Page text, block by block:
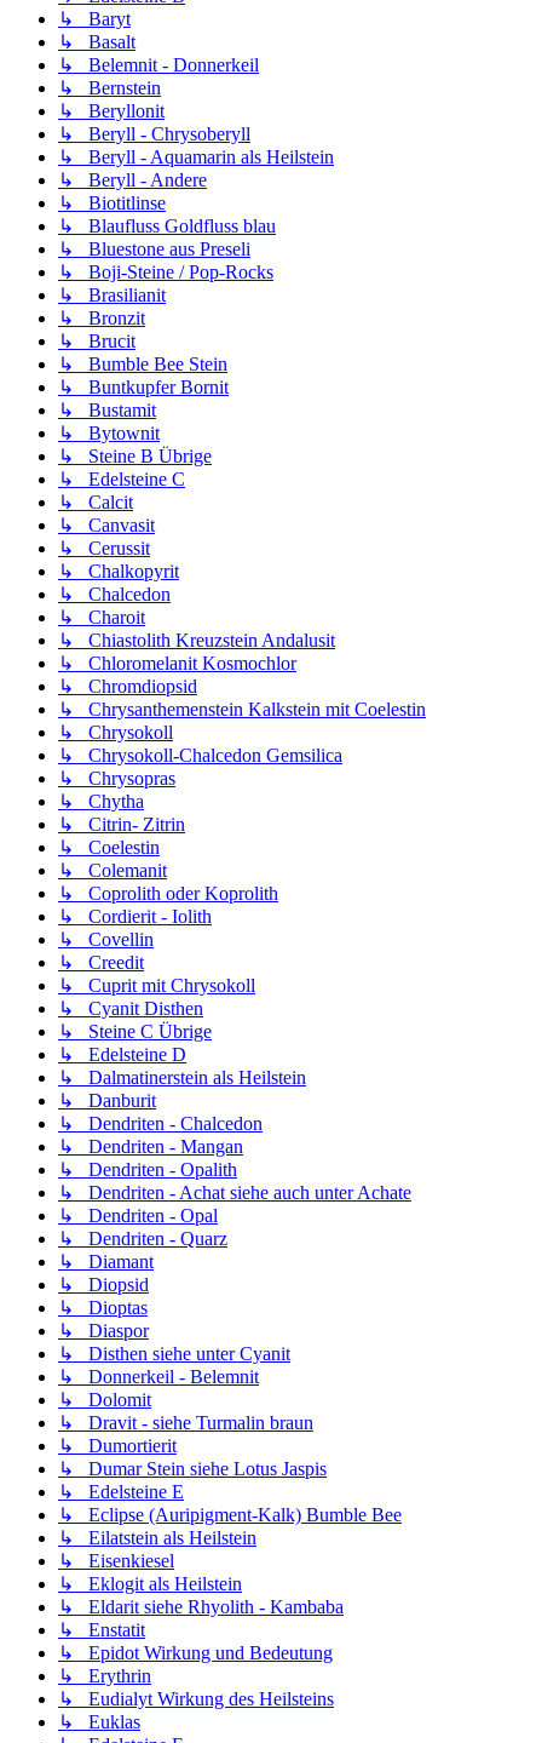
↳ Baryt
↳ Basalt
↳ Belemnit - Donnerkeil
↳ Bernstein
↳ Beryllonit
↳ Beryll - Chrysoberyll
↳ Beryll - Aquamarin als Heilstein
↳ Beryll - Andere
↳ Biotitlinse
↳ Blaufluss Goldfluss blau
↳ Bluestone aus Preseli
↳ Boji-Steine / Pop-Rocks
↳ Brasilianit
↳ Bronzit
↳ Brucit
↳ Bumble Bee Stein
↳ Buntkupfer Bornit
↳ Bustamit
↳ Bytownit
↳ Steine B Übrige
↳ Edelsteine C
↳ Calcit
↳ Canvasit
↳ Cerussit
↳ Chalkopyrit
↳ Chalcedon
↳ Charoit
↳ Chiastolith Kreuzstein Andalusit
↳ Chloromelanit Kosmochlor
↳ Chromdiopsid
↳ Chrysanthemenstein Kalkstein mit Coelestin
↳ Chrysokoll
↳ Chrysokoll-Chalcedon Gemsilica
↳ Chrysopras
↳ Chytha
↳ Citrin- Zitrin
↳ Coelestin
↳ Colemanit
↳ Coprolith oder Koprolith
↳ Cordierit - Iolith
↳ Covellin
↳ Creedit
↳ Cuprit mit Chrysokoll
↳ Cyanit Disthen
↳ Steine C Übrige
↳ Edelsteine D
↳ Dalmatinerstein als Heilstein
↳ Danburit
↳ Dendriten - Chalcedon
↳ Dendriten - Mangan
↳ Dendriten - Opalith
↳ Dendriten - Achat siehe auch unter Achate
↳ Dendriten - Opal
↳ Dendriten - Quarz
↳ Diamant
↳ Diopsid
↳ Dioptas
↳ Diaspor
↳ Disthen siehe unter Cyanit
↳ Donnerkeil - Belemnit
↳ Dolomit
↳ Dravit - siehe Turmalin braun
↳ Dumortierit
↳ Dumar Stein siehe Lotus Jaspis
↳ Edelsteine E
↳ Eclipse (Auripigment-Kalk) Bumble Bee
↳ Eilatstein als Heilstein
↳ Eisenkiesel
↳ Eklogit als Heilstein
↳ Eldarit siehe Rhyolith - Kambaba
↳ Enstatit
↳ Epidot Wirkung und Bedeutung
↳ Erythrin
↳ Eudialyt Wirkung des Heilsteins
↳ Euklas